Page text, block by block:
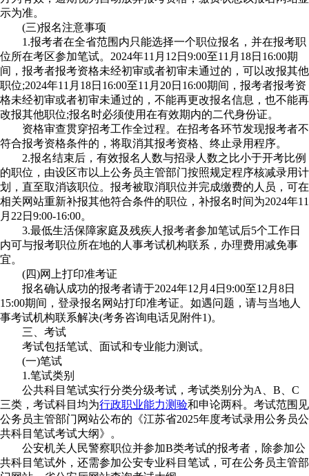
示为准。
(三)报名注意事项
1.报考者在全省范围内只能选择一个职位报名，并在报考职
位所在考区参加笔试。2024年11月12日9:00至11月18日16:00期
间，报考者报考资格未经初审或者初审未通过的，可以改报其他
职位;2024年11月18日16:00至11月20日16:00期间，报考者报考资
格未经初审或者初审未通过的，不能再更改报名信息，也不能再
改报其他职位;报名时必须使用在有效期内的二代身份证。
资格审查贯穿招考工作全过程。在招考各环节发现报考者不
符合报考资格条件的，将取消其报考资格、终止录用程序。
2.报名结束后，有效报名人数与招录人数之比小于开考比例
的职位，由设区市以上公务员主管部门按照规定程序核减录用计
划，直至取消该职位。报考被取消职位并完成缴费的人员，可在
相关网站重新补报其他符合条件的职位，补报名时间为2024年11
月22日9:00-16:00。
3.最低生活保障家庭及残疾人报考者参加笔试后5个工作日
内可与报考职位所在地的人事考试机构联系，办理费用减免事
宜。
(四)网上打印准考证
报名确认成功的报考者请于2024年12月4日9:00至12月8日
15:00期间，登录报名网站打印准考证。如遇问题，请与当地人
事考试机构联系解决(考务咨询电话见附件1)。
三、考试
考试包括笔试、面试和专业能力测试。
(一)笔试
1.笔试类别
公共科目笔试实行分类分级考试，考试类别分为A、B、C
三类，考试科目均为行政职业能力测验和申论两科。考试范围见
公务员主管部门网站公布的《江苏省2025年度考试录用公务员公
共科目笔试考试大纲》。
公安机关人民警察职位并参加B类考试的报考者，除参加公
共科目笔试外，还需参加公安专业科目笔试，可在公务员主管部